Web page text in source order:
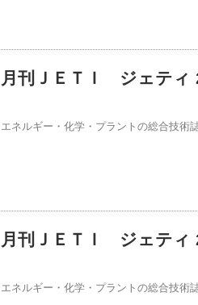
月刊ＪＥＴＩ ジェティ
エネルギー・化学・プラントの総合技術
月刊ＪＥＴＩ ジェティ
エネルギー・化学・プラントの総合技術